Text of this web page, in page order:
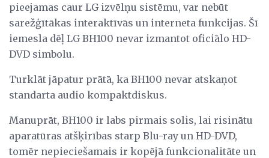
pieejamas caur LG izvēlņu sistēmu, var nebūt
sarežģītākas interaktīvās un interneta funkcijas. Šī
iemesla dēļ LG BH100 nevar izmantot oficiālo HD-
DVD simbolu.
Turklāt jāpatur prātā, ka BH100 nevar atskaņot
standarta audio kompaktdiskus.
Manuprāt, BH100 ir labs pirmais solis, lai risinātu
aparatūras atšķirības starp Blu-ray un HD-DVD,
tomēr nepieciešamais ir kopējā funkcionalitāte un